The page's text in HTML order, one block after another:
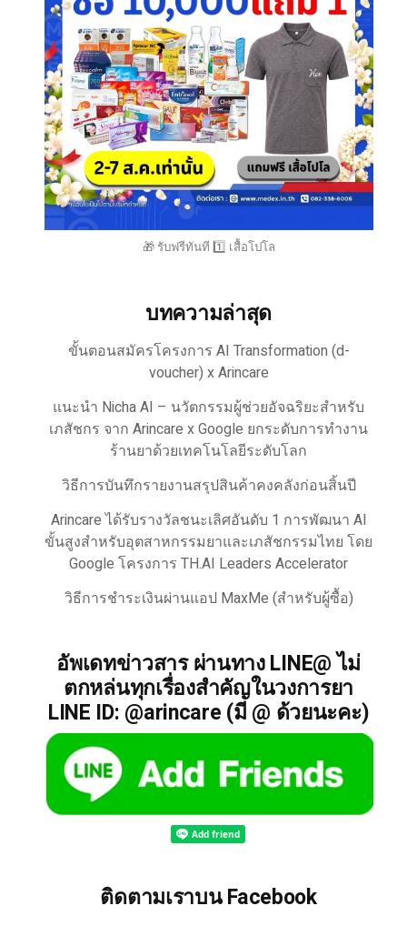
🎁 รับฟรีทันที 1️⃣ เสื้อโปโล
บทความล่าสุด
ขั้นตอนสมัครโครงการ AI Transformation (d-
voucher) x Arincare
แนะนำ Nicha AI – นวัตกรรมผู้ช่วยอัจฉริยะสำหรับ
เภสัชกร จาก Arincare x Google ยกระดับการทำงาน
ร้านยาด้วยเทคโนโลยีระดับโลก
วิธีการบันทึกรายงานสรุปสินค้าคงคลังก่อนสิ้นปี
Arincare ได้รับรางวัลชนะเลิศอันดับ 1 การพัฒนา AI
ขั้นสูงสำหรับอุตสาหกรรมยาและเภสัชกรรมไทย โดย
Google โครงการ TH.AI Leaders Accelerator
วิธีการชำระเงินผ่านแอป MaxMe (สำหรับผู้ซื้อ)
อัพเดทข่าวสาร ผ่านทาง LINE@ ไม่
ตกหล่นทุกเรื่องสำคัญในวงการยา
LINE ID: @arincare (มี @ ด้วยนะคะ)
ติดตามเราบน Facebook